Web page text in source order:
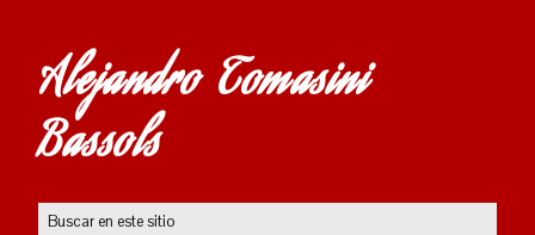
Alejandro Tomasini
Bassols